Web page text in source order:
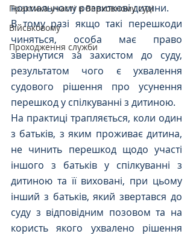
Практика участі в Верховному суді
Військовому
Проходження служби
нормальному розвиткові дитини.
В тому разі якщо такі перешкоди
чиняться, особа має право
звернутися за захистом до суду,
результатом чого є ухвалення
судового рішення про усунення
перешкод у спілкуванні з дитиною.
На практиці трапляється, коли один
з батьків, з яким проживає дитина,
не чинить перешкод щодо участі
іншого з батьків у спілкуванні з
дитиною та її виховані, при цьому
інший з батьків, який звертався до
суду з відповідним позовом та на
користь якого ухвалено рішення